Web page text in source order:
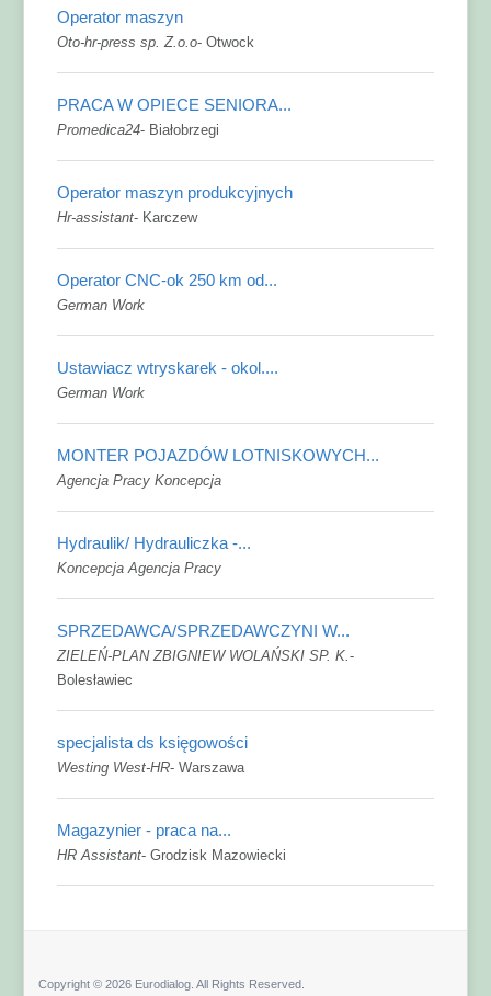
Operator maszyn
Oto-hr-press sp. Z.o.o-Otwock
PRACA W OPIECE SENIORA...
Promedica24- Białobrzegi
Operator maszyn produkcyjnych
Hr-assistant- Karczew
Operator CNC-ok 250 km od...
German Work
Ustawiacz wtryskarek - okol....
German Work
MONTER POJAZDÓW LOTNISKOWYCH...
Agencja Pracy Koncepcja
Hydraulik/ Hydrauliczka -...
Koncepcja Agencja Pracy
SPRZEDAWCA/SPRZEDAWCZYNI W...
ZIELEŃ-PLAN ZBIGNIEW WOLAŃSKI SP. K.-
Bolesławiec
specjalista ds księgowości
Westing West-HR-Warszawa
Magazynier - praca na...
HR Assistant-Grodzisk Mazowiecki
Copyright © 2026 Eurodialog. All Rights Reserved.